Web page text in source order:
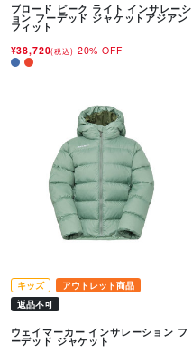
ブロード ピーク ライト インサレーシ
ョン フーデッド ジャケットアジアン
フィット
¥38,720(税込) 20% OFF
キッズ
アウトレット商品
返品不可
ウェイマーカー インサレーション フ
ーデッド ジャケット